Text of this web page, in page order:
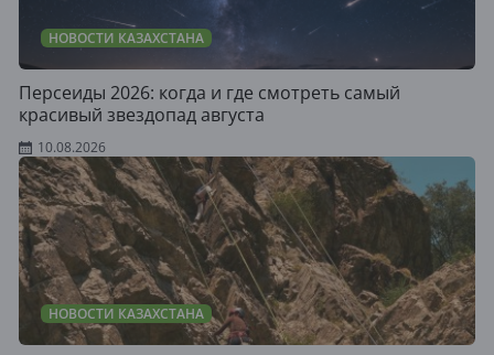
НОВОСТИ КАЗАХСТАНА
Персеиды 2026: когда и где смотреть самый
красивый звездопад августа
10.08.2026
НОВОСТИ КАЗАХСТАНА